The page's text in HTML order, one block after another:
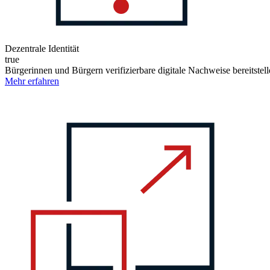
Dezentrale Identität
true
Bürgerinnen und Bürgern verifizierbare digitale Nachweise
Mehr erfahren